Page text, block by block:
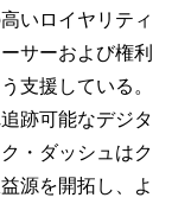
いロイヤリティ
サーおよび権利
支援している。
跡可能なデジタ
・ダッシュはク
源を開拓し、よ